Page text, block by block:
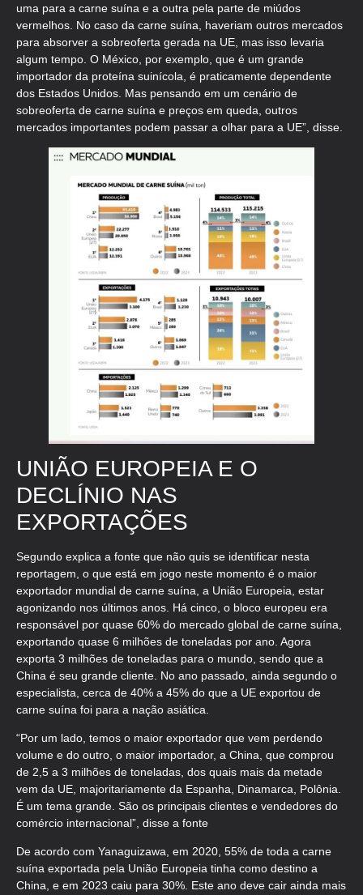
uma para a carne suína e a outra pela parte de miúdos
vermelhos. No caso da carne suína, haveriam outros mercados
para absorver a sobreoferta gerada na UE, mas isso levaria
algum tempo. O México, por exemplo, que é um grande
importador da proteína suinícola, é praticamente dependente
dos Estados Unidos. Mas pensando em um cenário de
sobreoferta de carne suína e preços em queda, outros
mercados importantes podem passar a olhar para a UE”, disse.
UNIÃO EUROPEIA E O
DECLÍNIO NAS
EXPORTAÇÕES
Segundo explica a fonte que não quis se identificar nesta
reportagem, o que está em jogo neste momento é o maior
exportador mundial de carne suína, a União Europeia, estar
agonizando nos últimos anos. Há cinco, o bloco europeu era
responsável por quase 60% do mercado global de carne suína,
exportando quase 6 milhões de toneladas por ano. Agora
exporta 3 milhões de toneladas para o mundo, sendo que a
China é seu grande cliente. No ano passado, ainda segundo o
especialista, cerca de 40% a 45% do que a UE exportou de
carne suína foi para a nação asiática.
“Por um lado, temos o maior exportador que vem perdendo
volume e do outro, o maior importador, a China, que comprou
de 2,5 a 3 milhões de toneladas, dos quais mais da metade
vem da UE, majoritariamente da Espanha, Dinamarca, Polônia.
É um tema grande. São os principais clientes e vendedores do
comércio internacional”, disse a fonte
De acordo com Yanaguizawa, em 2020, 55% de toda a carne
suína exportada pela União Europeia tinha como destino a
China, e em 2023 caiu para 30%. Este ano deve cair ainda mais